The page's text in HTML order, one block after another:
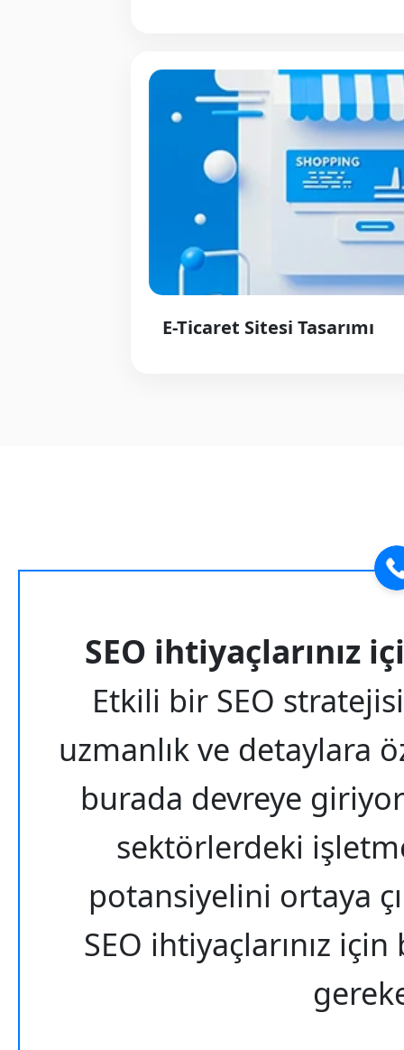
E-Ticaret Sitesi Tasarımı
SEO ihtiyaçlarınız
Etkili bir SEO
uzmanlık ve detaylara
burada devreye
sektörlerdeki
potansiyelini ortaya
SEO ihtiyaçlarınız